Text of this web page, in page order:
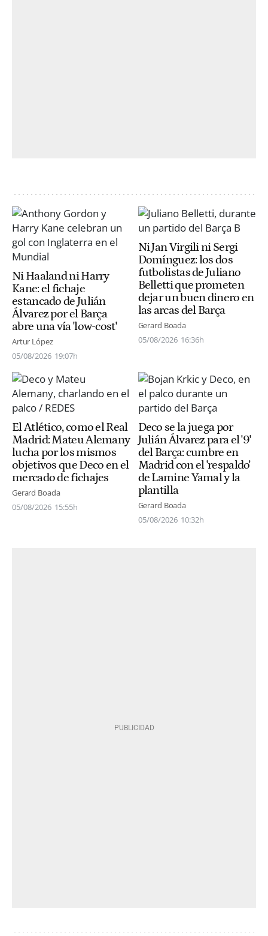
Ni Haaland ni Harry
Kane: el fichaje
estancado de Julián
Álvarez por el Barça
abre una vía 'low-cost'
Artur López
05/08/2026 19:07h
Ni Jan Virgili ni Sergi
Domínguez: los dos
futbolistas de Juliano
Belletti que prometen
dejar un buen dinero en
las arcas del Barça
Gerard Boada
05/08/2026 16:36h
El Atlético, como el Real
Madrid: Mateu Alemany
lucha por los mismos
objetivos que Deco en el
mercado de fichajes
Gerard Boada
05/08/2026 15:55h
Deco se la juega por
Julián Álvarez para el '9'
del Barça: cumbre en
Madrid con el 'respaldo'
de Lamine Yamal y la
plantilla
Gerard Boada
05/08/2026 10:32h